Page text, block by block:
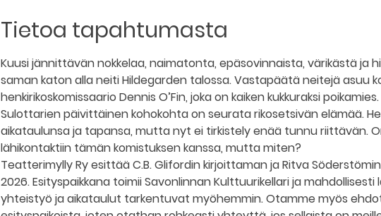
Tietoa tapahtumasta
Kuusi jännittävän nokkelaa, naimatonta, epäsovinnaista, värikästä ja
saman katon alla neiti Hildegarden talossa. Vastapäätä neitejä asuu
henkirikoskomissaario Dennis O’Fin, joka on kaiken kukkuraksi poikamies.
Sulottarien päivittäinen kohokohta on seurata rikosetsivän elämää.
aikataulunsa ja tapansa, mutta nyt ei tirkistely enää tunnu riittävän.
lähikontaktiin tämän komistuksen kanssa, mutta miten?
Teatterimylly Ry esittää C.B. Glifordin kirjoittaman ja Ritva
2026. Esityspaikkana toimii Savonlinnan Kulttuurikellari ja
yhteistyö ja aikataulut tarkentuvat myöhemmin. Otamme myös